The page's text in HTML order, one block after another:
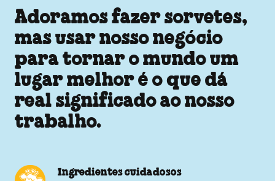
Adoramos fazer sorvetes,
mas usar nosso negócio
para tornar o mundo um
lugar melhor é o que dá
real significado ao nosso
trabalho.
Ingredientes cuidadosos